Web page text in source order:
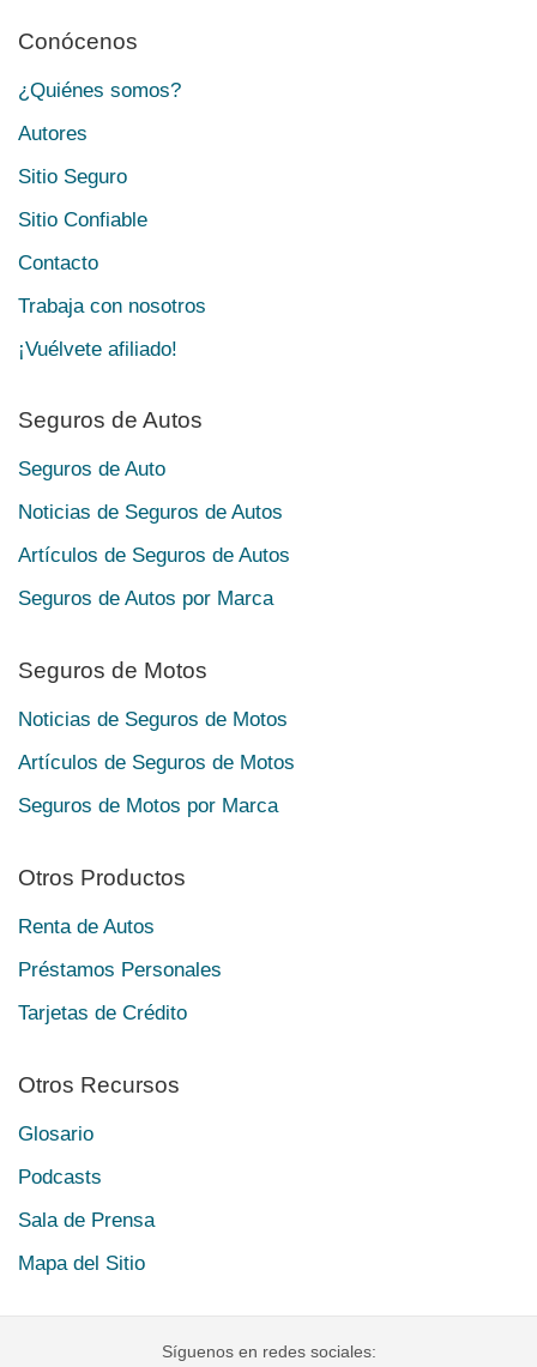
Conócenos
¿Quiénes somos?
Autores
Sitio Seguro
Sitio Confiable
Contacto
Trabaja con nosotros
¡Vuélvete afiliado!
Seguros de Autos
Seguros de Auto
Noticias de Seguros de Autos
Artículos de Seguros de Autos
Seguros de Autos por Marca
Seguros de Motos
Noticias de Seguros de Motos
Artículos de Seguros de Motos
Seguros de Motos por Marca
Otros Productos
Renta de Autos
Préstamos Personales
Tarjetas de Crédito
Otros Recursos
Glosario
Podcasts
Sala de Prensa
Mapa del Sitio
Síguenos en redes sociales: